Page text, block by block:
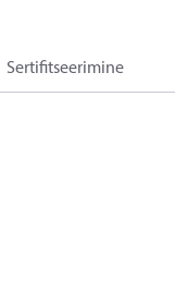
Sertifitseerimine